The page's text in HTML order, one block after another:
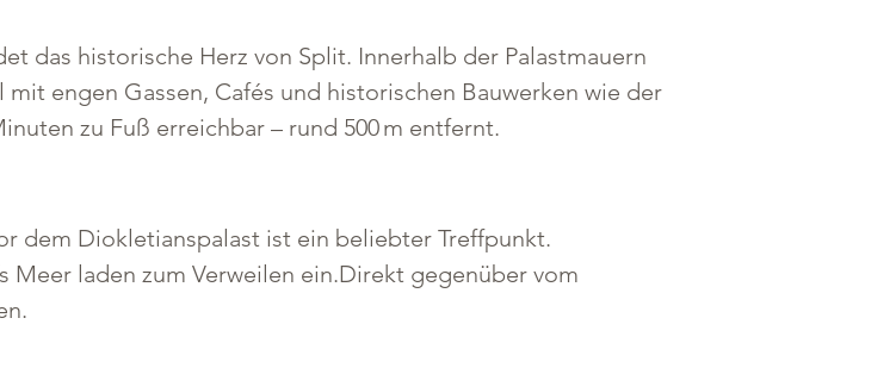
das historische Herz von Split. Innerhalb der Palastmauern
engen Gassen, Cafés und historischen Bauwerken wie der
zu Fuß erreichbar – rund 500 m entfernt.
dem Diokletianspalast ist ein beliebter Treffpunkt.
Meer laden zum Verweilen ein.Direkt gegenüber vom